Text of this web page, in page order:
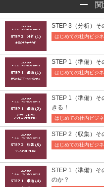
STEP 3（分析）そ
はじめての社内ビジ
STEP 1（準備）そ
はじめての社内ビジ
STEP 1（準備）そ
きる！
はじめての社内ビジ
STEP 2（収集）そ
はじめての社内ビジ
STEP 1（準備）そ
のか？